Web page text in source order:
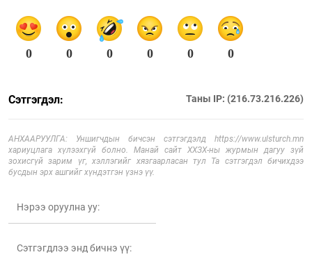
0 0 0 0 0 0
Сэтгэгдэл: Таны IP: (216.73.216.226)
АНХААРУУЛГА: Уншигчдын бичсэн сэтгэгдэлд https://www.ulsturch.mn
хариуцлага хүлээхгүй болно. Манай сайт ХХЗХ-ны журмын дагуу зүй
зохисгүй зарим үг, хэллэгийг хязгаарласан тул Та сэтгэгдэл бичихдээ
бусдын эрх ашгийг хүндэтгэн үзнэ үү.